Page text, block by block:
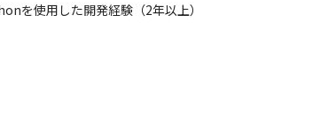
を使用した開発経験（2年以上）